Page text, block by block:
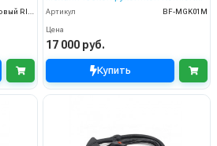
для подачи пара
Артикул BF-MGK01M
Цена
17 000 руб.
Купить